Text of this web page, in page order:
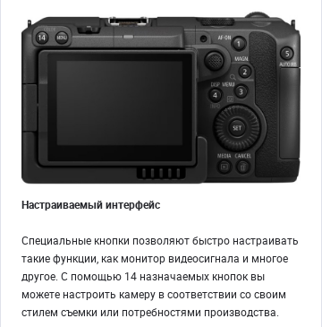
Настраиваемый интерфейс
Специальные кнопки позволяют быстро настраивать
такие функции, как монитор видеосигнала и многое
другое. С помощью 14 назначаемых кнопок вы
можете настроить камеру в соответствии со своим
стилем съемки или потребностями производства.